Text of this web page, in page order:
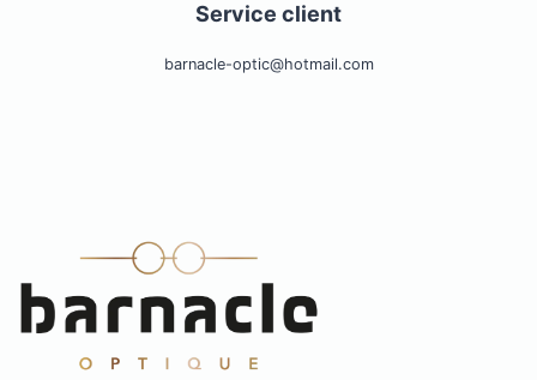
Service client
barnacle-optic@hotmail.com